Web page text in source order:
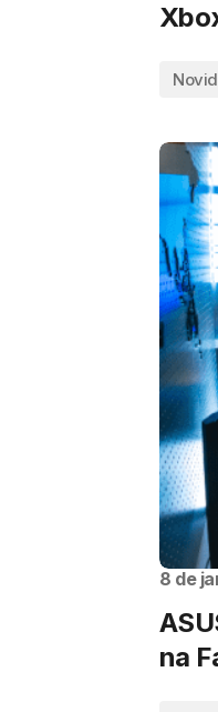
8 de
na